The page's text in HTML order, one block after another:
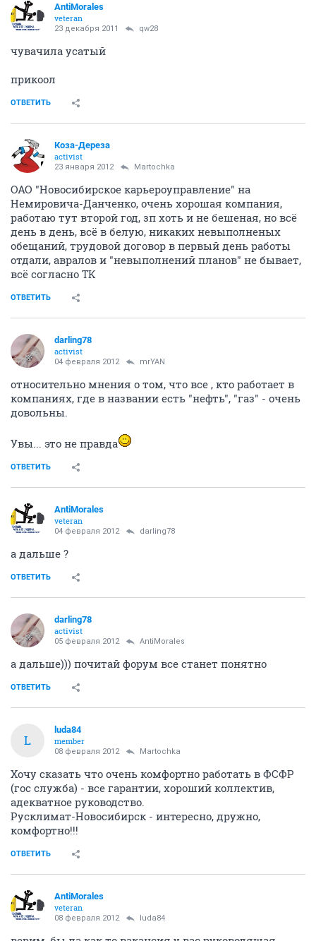
AntiMorales
veteran
23 декабря 2011 qw28
чувачила усатый
прикоол
ОТВЕТИТЬ
Коза-Дереза
activist
23 января 2012 Martochka
ОАО "Новосибирское карьероуправление" на
Немировича-Данченко, очень хорошая компания,
работаю тут второй год, зп хоть и не бешеная, но всё
день в день, всё в белую, никаких невыполненых
обещаний, трудовой договор в первый день работы
отдали, авралов и "невыполнений планов" не бывает,
всё согласно ТК
ОТВЕТИТЬ
darling78
activist
04 февраля 2012 mrYAN
относительно мнения о том, что все , кто работает в
компаниях, где в названии есть "нефть", "газ" - очень
довольны.
Увы... это не правда
ОТВЕТИТЬ
AntiMorales
veteran
04 февраля 2012 darling78
а дальше ?
ОТВЕТИТЬ
darling78
activist
05 февраля 2012 AntiMorales
а дальше))) почитай форум все станет понятно
ОТВЕТИТЬ
L
luda84
member
08 февраля 2012 Martochka
Хочу сказать что очень комфортно работать в ФСФР
(гос служба) - все гарантии, хороший коллектив,
адекватное руководство.
Русклимат-Новосибирск - интересно, дружно,
комфортно!!!
ОТВЕТИТЬ
AntiMorales
veteran
08 февраля 2012 luda84